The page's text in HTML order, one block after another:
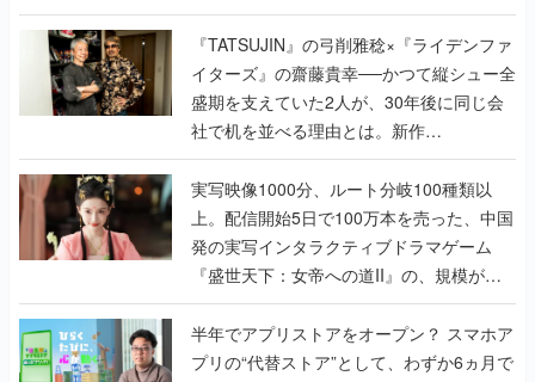
で作り込まれた理由を両ディレクターに聞
く
『TATSUJIN』の弓削雅稔×『ライデンファ
イターズ』の齋藤貴幸──かつて縦シュー全
盛期を支えていた2人が、30年後に同じ会
社で机を並べる理由とは。新作
『TATSUJIN EXTREME』で初タッグを組
んだレジェンド2人に訊く開発秘話
実写映像1000分、ルート分岐100種類以
上。配信開始5日で100万本を売った、中国
発の実写インタラクティブドラマゲーム
『盛世天下：女帝への道II』の、規模が違
うこだわりをプロデューサーに聞いた
半年でアプリストアをオープン？ スマホア
プリの“代替ストア”として、わずか6ヵ月で